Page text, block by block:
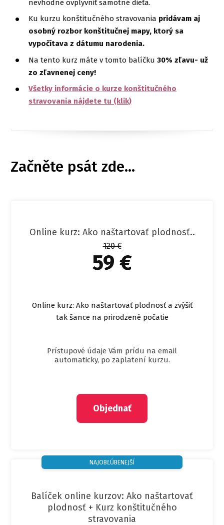
nevhodne ovplyvniť samotné dieťa.
Ku kurzu konštitučného stravovania pridávam aj
osobný rozbor konštitučnej mapy, ktorý sa
vypočítava z dátumu narodenia.
Na tento kurz máte v tomto balíčku30% zľavu- už
zo zľavnenej ceny!
Všetky informácie o kurze konštitučného
stravovania nájdete tu (klik)
Začněte psát zde...
Online kurz: Ako naštartovať plodnosť..
120 €
59 €
Online kurz: Ako naštartovať plodnosť a zvýšiť
tak šance na prirodzené počatie
Prístupové údaje Vám prídu na email
automaticky, po zaplatení kurzu.
Objednať
Balíček online kurzov: Ako naštartovať
plodnosť + Kurz konštitučného
stravovania
NAJOBĽÚBENEJŠÍ